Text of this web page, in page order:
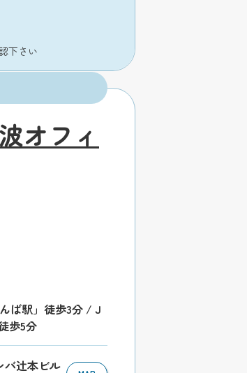
下さい
オフィ
ば駅」徒歩3分 / J
歩5分
バ辻本ビル